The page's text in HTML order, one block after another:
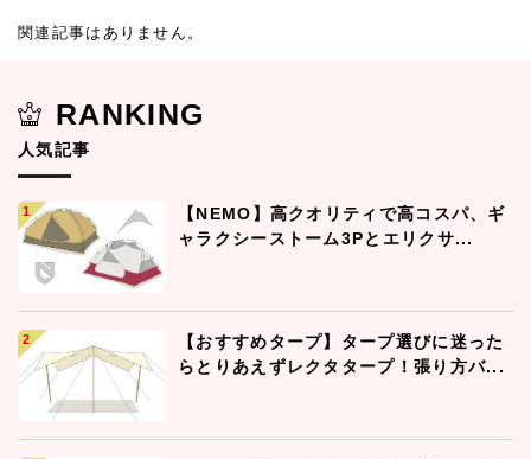
関連記事はありません。
RANKING
人気記事
【NEMO】高クオリティで高コスパ、ギ
ャラクシーストーム3Pとエリクサ...
【おすすめタープ】タープ選びに迷った
らとりあえずレクタタープ！張り方バ...